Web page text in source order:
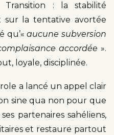
: la stabilité
sur la tentative avortée
qu’«aucune subversion
accordée ».
loyale, disciplinée.
a lancé un appel clair
sine qua non pour que
partenaires sahéliens,
et restaure partout